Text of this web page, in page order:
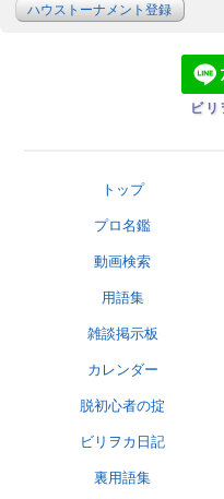
ハウストーナメント登録
ビリ
トップ
プロ名鑑
動画検索
用語集
雑談掲示板
カレンダー
脱初心者の掟
ビリヲカ日記
裏用語集